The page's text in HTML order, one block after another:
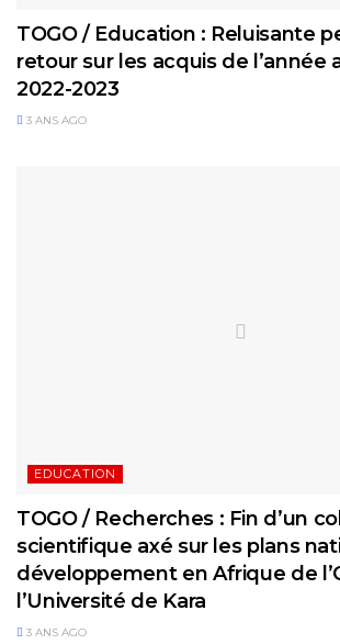
TOGO / Education : Reluisante
retour sur les acquis de l’année
2022-2023
3 ANS AGO
EDUCATION
TOGO / Recherches : Fin d’un
scientifique axé sur les plans
développement en Afrique de
l’Université de Kara
3 ANS AGO